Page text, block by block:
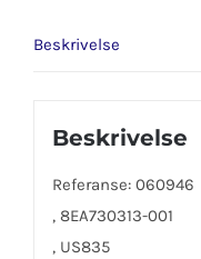
Beskrivelse
Beskrivelse
Referanse: 060946
, 8EA730313-001
, US835